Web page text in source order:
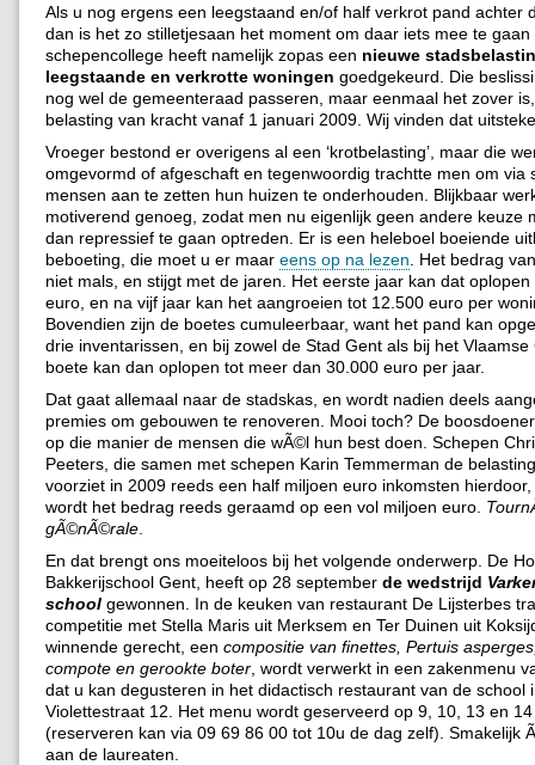
Als u nog ergens een leegstaand en/of half verkrot pand achter
dan is het zo stilletjesaan het moment om daar iets mee te gaan
schepencollege heeft namelijk zopas een nieuwe
leegstaande en verkrotte woningen goedgekeurd. Die
nog wel de gemeenteraad passeren, maar eenmaal het zover
belasting van kracht vanaf 1 januari 2009. Wij vinden dat
Vroeger bestond er overigens al een ‘krotbelasting’, maar die
omgevormd of afgeschaft en tegenwoordig trachtte men om via
mensen aan te zetten hun huizen te onderhouden. Blijkbaar
motiverend genoeg, zodat men nu eigenlijk geen andere keuze
dan repressief te gaan optreden. Er is een heleboel boeiende
beboeting, die moet u er maar eens op na lezen . Het bedrag
niet mals, en stijgt met de jaren. Het eerste jaar kan dat
euro, en na vijf jaar kan het aangroeien tot 12.500 euro per
Bovendien zijn de boetes cumuleerbaar, want het pand kan
drie inventarissen, en bij zowel de Stad Gent als bij het Vlaamse
boete kan dan oplopen tot meer dan 30.000 euro per jaar.
Dat gaat allemaal naar de stadskas, en wordt nadien deels
premies om gebouwen te renoveren. Mooi toch? De
op die manier de mensen die wÃ©l hun best doen. Schepen
Peeters, die samen met schepen Karin Temmerman de
voorziet in 2009 reeds een half miljoen euro inkomsten
wordt het bedrag reeds geraamd op een vol miljoen euro.
gÃ©nÃ©rale
En dat brengt ons moeiteloos bij het volgende onderwerp. De
Bakkerijschool Gent, heeft op 28 september de wedstrijd
school gewonnen. In de keuken van restaurant De Lijsterbes
competitie met Stella Maris uit Merksem en Ter Duinen uit
winnende gerecht, een compositie van finettes, Pertuis
compote en gerookte boter , wordt verwerkt in een zakenmenu
dat u kan degusteren in het didactisch restaurant van de school
Violettestraat 12. Het menu wordt geserveerd op 9, 10, 13 en
(reserveren kan via 09 69 86 00 tot 10u de dag zelf). Smakelijk
aan de laureaten.